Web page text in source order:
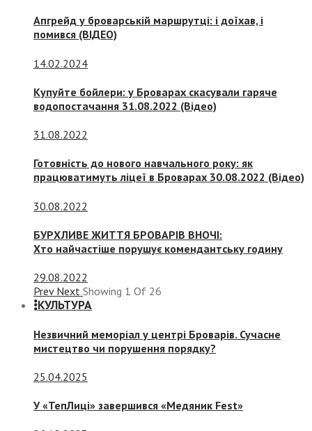
Апгрейд у броварській маршрутці: і доїхав, і
помився (ВІДЕО)
14.02.2024
Купуйте бойлери: у Броварах скасували гаряче
водопостачання 31.08.2022 (Відео)
31.08.2022
Готовність до нового навчального року: як
працюватимуть ліцеї в Броварах 30.08.2022 (Відео)
30.08.2022
БУРХЛИВЕ ЖИТТЯ БРОВАРІВ ВНОЧІ:
Хто найчастіше порушує комендантську годину
29.08.2022
Prev Next Showing 1 Of 26
КУЛЬТУРА
Незвичний меморіал у центрі Броварів. Сучасне
мистецтво чи порушення порядку?
25.04.2025
У «ТепЛиці» завершився «Медяник Fest»